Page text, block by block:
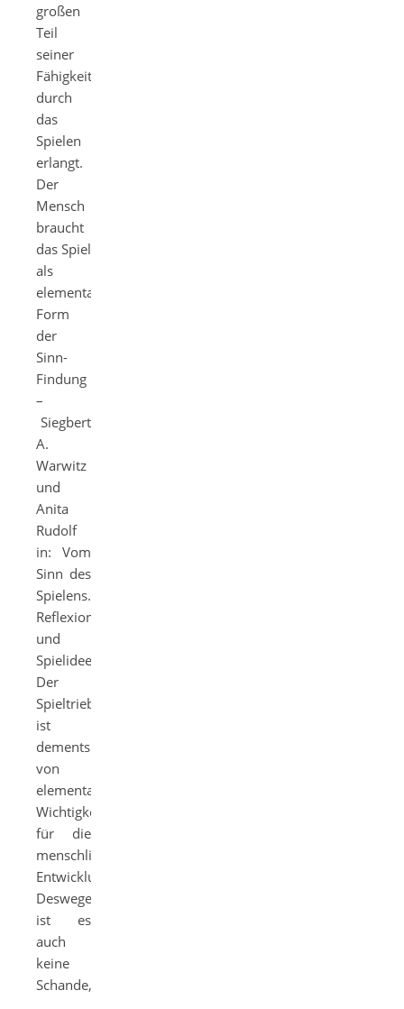
großen
Teil
seiner
Fähigkeiten
durch
das
Spielen
erlangt.
Der
Mensch
braucht
das Spiel
als
elementare
Form
der
Sinn-
Findung
–
Siegbert
A.
Warwitz
und
Anita
Rudolf
in: Vom
Sinn des
Spielens.
Reflexionen
und
Spielideen
Der
Spieltrieb
ist
dementsprechend
von
elementarer
Wichtigkeit
für die
menschliche
Entwicklung.
Deswegen
ist es
auch
keine
Schande,